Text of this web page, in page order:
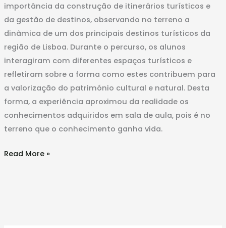
importância da construção de itinerários turísticos e
da gestão de destinos, observando no terreno a
dinâmica de um dos principais destinos turísticos da
região de Lisboa. Durante o percurso, os alunos
interagiram com diferentes espaços turísticos e
refletiram sobre a forma como estes contribuem para
a valorização do património cultural e natural. Desta
forma, a experiência aproximou da realidade os
conhecimentos adquiridos em sala de aula, pois é no
terreno que o conhecimento ganha vida.
Read More »